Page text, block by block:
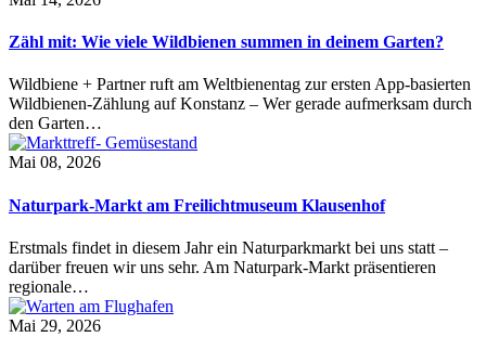
Zähl mit: Wie viele Wildbienen summen in deinem Garten?
Wildbiene + Partner ruft am Weltbienentag zur ersten App-basierten
Wildbienen-Zählung auf Konstanz – Wer gerade aufmerksam durch
den Garten…
Mai 08, 2026
Naturpark-Markt am Freilichtmuseum Klausenhof
Erstmals findet in diesem Jahr ein Naturparkmarkt bei uns statt –
darüber freuen wir uns sehr. Am Naturpark-Markt präsentieren
regionale…
Mai 29, 2026